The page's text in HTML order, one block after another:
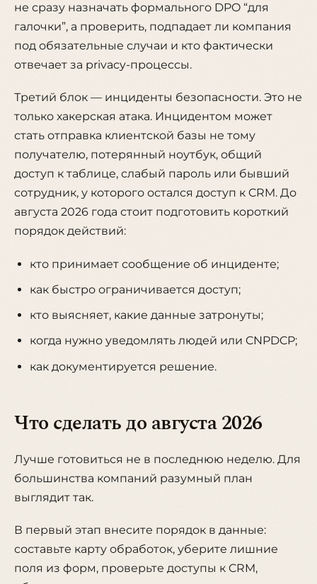
не сразу назначать формального DPO “для
галочки”, а проверить, подпадает ли компания
под обязательные случаи и кто фактически
отвечает за privacy-процессы.
Третий блок — инциденты безопасности. Это не
только хакерская атака. Инцидентом может
стать отправка клиентской базы не тому
получателю, потерянный ноутбук, общий
доступ к таблице, слабый пароль или бывший
сотрудник, у которого остался доступ к CRM. До
августа 2026 года стоит подготовить короткий
порядок действий:
кто принимает сообщение об инциденте;
как быстро ограничивается доступ;
кто выясняет, какие данные затронуты;
когда нужно уведомлять людей или CNPDCP;
как документируется решение.
Что сделать до августа 2026
Лучше готовиться не в последнюю неделю. Для
большинства компаний разумный план
выглядит так.
В первый этап внесите порядок в данные:
составьте карту обработок, уберите лишние
поля из форм, проверьте доступы к CRM,